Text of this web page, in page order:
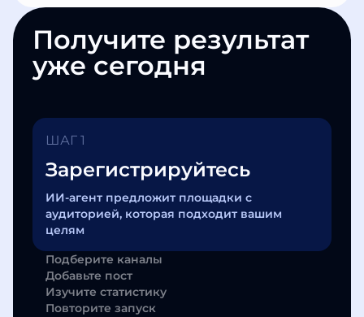
Получите результат
уже сегодня
ШАГ 1
Зарегистрируйтесь
ИИ-агент предложит площадки с
аудиторией, которая подходит вашим
целям
Подберите каналы
Добавьте пост
Изучите статистику
Повторите запуск